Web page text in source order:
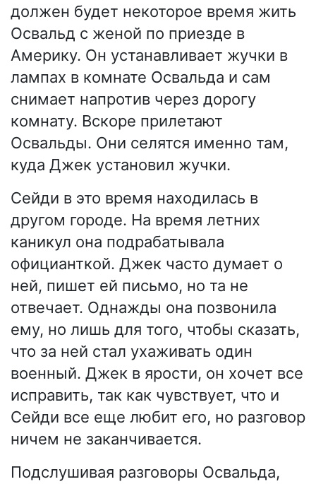
должен будет некоторое время жить
Освальд с женой по приезде в
Америку. Он устанавливает жучки в
лампах в комнате Освальда и сам
снимает напротив через дорогу
комнату. Вскоре прилетают
Освальды. Они селятся именно там,
куда Джек установил жучки.
Сейди в это время находилась в
другом городе. На время летних
каникул она подрабатывала
официанткой. Джек часто думает о
ней, пишет ей письмо, но та не
отвечает. Однажды она позвонила
ему, но лишь для того, чтобы сказать,
что за ней стал ухаживать один
военный. Джек в ярости, он хочет все
исправить, так как чувствует, что и
Сейди все еще любит его, но разговор
ничем не заканчивается.
Подслушивая разговоры Освальда,